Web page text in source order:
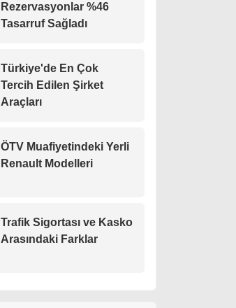
Rezervasyonlar %46
Tasarruf Sağladı
Türkiye'de En Çok
Tercih Edilen Şirket
Araçları
ÖTV Muafiyetindeki Yerli
Renault Modelleri
Trafik Sigortası ve Kasko
Arasındaki Farklar